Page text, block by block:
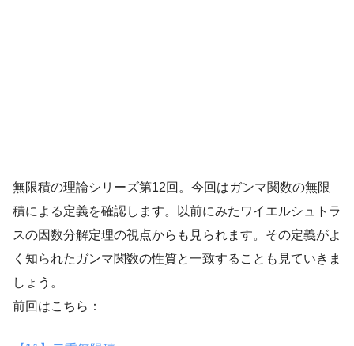
無限積の理論シリーズ第12回。今回はガンマ関数の無限
積による定義を確認します。以前にみたワイエルシュトラ
スの因数分解定理の視点からも見られます。その定義がよ
く知られたガンマ関数の性質と一致することも見ていきま
しょう。
前回はこちら：